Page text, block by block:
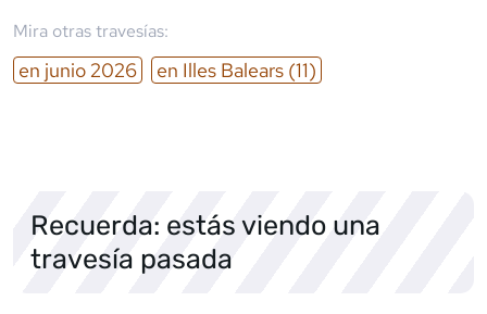
Mira otras travesías:
en junio 2026 en Illes Balears (11)
Recuerda: estás viendo una
travesía pasada